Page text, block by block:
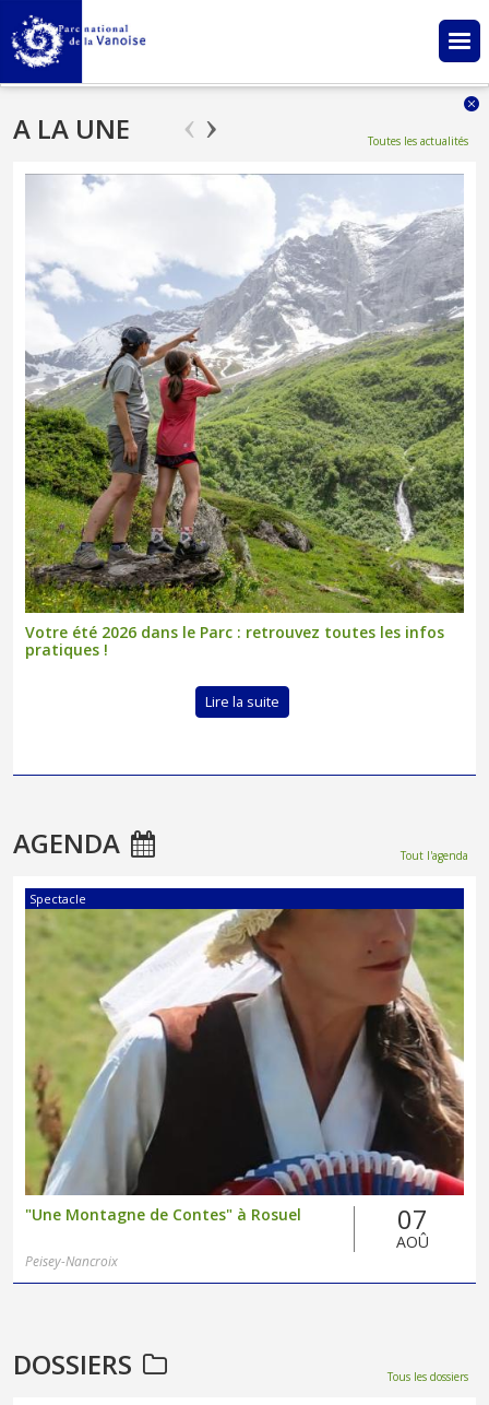
Aller au contenu principal
A LA UNE Toutes les actualités
Votre été 2026 dans le Parc : retrouvez toutes les infos
pratiques !
Lire la suite
AGENDA Tout l'agenda
Spectacle
"Une Montagne de Contes" à Rosuel 07
AOÛ
Peisey-Nancroix
DOSSIERS Tous les dossiers